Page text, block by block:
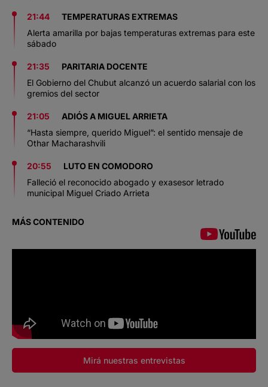
21:44
TEMPERATURAS EXTREMAS
Alerta amarilla por bajas temperaturas extremas para este
sábado
21:35
PARITARIA DOCENTE
El Gobierno del Chubut alcanzó un acuerdo salarial con los
gremios del sector
21:05
ADIÓS A MIGUEL ARRIETA
“Hasta siempre, querido Miguel”: el sentido mensaje de
Othar Macharashvili
20:55
LUTO EN COMODORO
Falleció el reconocido abogado y exasesor letrado
municipal Miguel Criado Arrieta
MÁS CONTENIDO
Mirá nuestras entrevistas